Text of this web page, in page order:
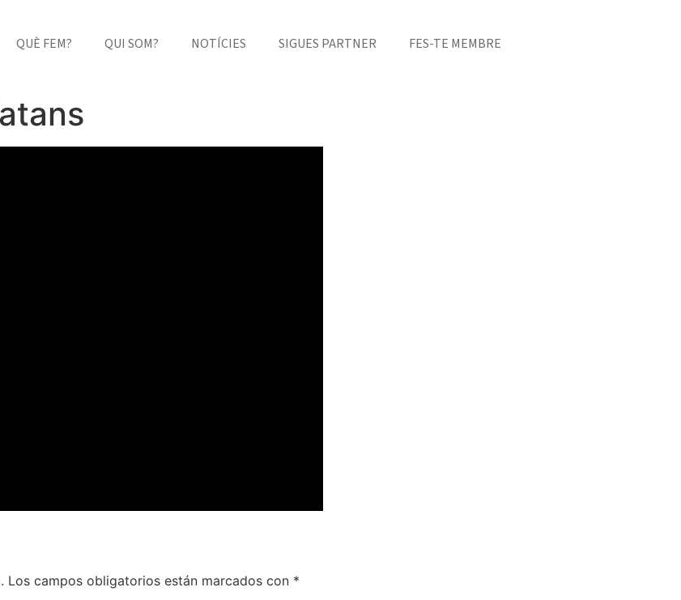
QUÈ FEM? QUI SOM? NOTÍCIES SIGUES PARTNER FES-TE MEMBRE
Los campos obligatorios están marcados con *